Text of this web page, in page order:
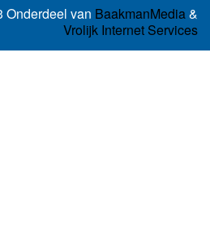
Onderdeel van BaakmanMedia&
Vrolijk Internet Services